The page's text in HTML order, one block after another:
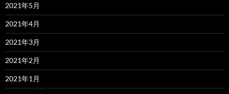
2021年5月
2021年4月
2021年3月
2021年2月
2021年1月